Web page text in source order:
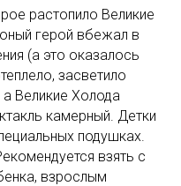
растопило Великие
герой вбежал в
(а это оказалось
засветило
Великие Холода
камерный. Детки
подушках.
взять с
взрослым